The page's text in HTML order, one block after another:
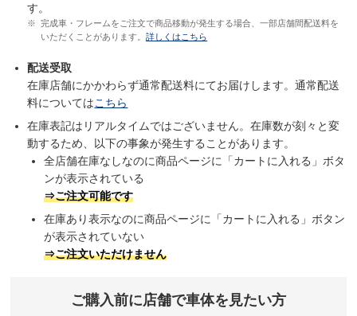
す。
完成車・フレームをご注文で商品移動が発生する場合、一部店舗間配送料を
いただくことがあります。詳しくはこちら
配送受取
在庫店舗にかかわらず通常配送料にてお届けします。通常配送
料についてはこちら
在庫表記はリアルタイムではございません。在庫数が刻々と変
動するため、以下の事象が発生することがあります。
全店舗在庫なしなのに商品ページに「カートに入れる」ボタ
ンが表示されている
⇒ご注文可能です
在庫あり表示なのに商品ページに「カートに入れる」ボタン
が表示されていない
⇒ご注文いただけません
ご購入前に店舗で車体を見たい方